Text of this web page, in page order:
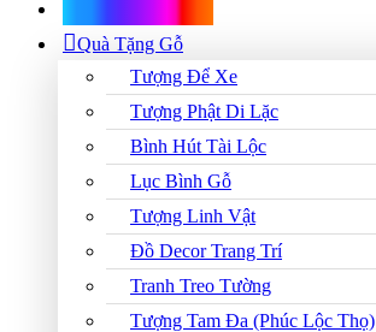
Quà Tặng Gỗ
Tượng Để Xe
Tượng Phật Di Lặc
Bình Hút Tài Lộc
Lục Bình Gỗ
Tượng Linh Vật
Đồ Decor Trang Trí
Tranh Treo Tường
Tượng Tam Đa (Phúc Lộc Thọ)